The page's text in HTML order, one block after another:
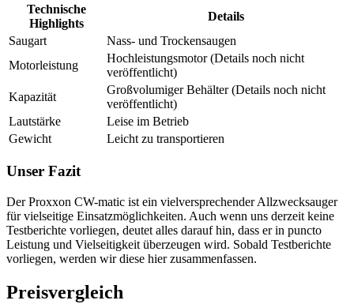
Technische
Highlights
Details
Saugart
Nass- und Trockensaugen
Motorleistung
Hochleistungsmotor (Details noch nicht
veröffentlicht)
Kapazität
Großvolumiger Behälter (Details noch nicht
veröffentlicht)
Lautstärke
Leise im Betrieb
Gewicht
Leicht zu transportieren
Unser Fazit
Der Proxxon CW-matic ist ein vielversprechender Allzwecksauger
für vielseitige Einsatzmöglichkeiten. Auch wenn uns derzeit keine
Testberichte vorliegen, deutet alles darauf hin, dass er in puncto
Leistung und Vielseitigkeit überzeugen wird. Sobald Testberichte
vorliegen, werden wir diese hier zusammenfassen.
Preisvergleich